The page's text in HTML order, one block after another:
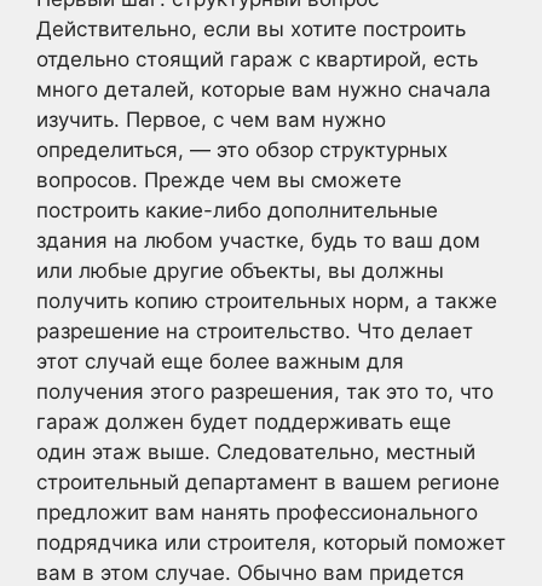
Действительно, если вы хотите построить
отдельно стоящий гараж с квартирой, есть
много деталей, которые вам нужно сначала
изучить. Первое, с чем вам нужно
определиться, — это обзор структурных
вопросов. Прежде чем вы сможете
построить какие-либо дополнительные
здания на любом участке, будь то ваш дом
или любые другие объекты, вы должны
получить копию строительных норм, а также
разрешение на строительство. Что делает
этот случай еще более важным для
получения этого разрешения, так это то, что
гараж должен будет поддерживать еще
один этаж выше. Следовательно, местный
строительный департамент в вашем регионе
предложит вам нанять профессионального
подрядчика или строителя, который поможет
вам в этом случае. Обычно вам придется